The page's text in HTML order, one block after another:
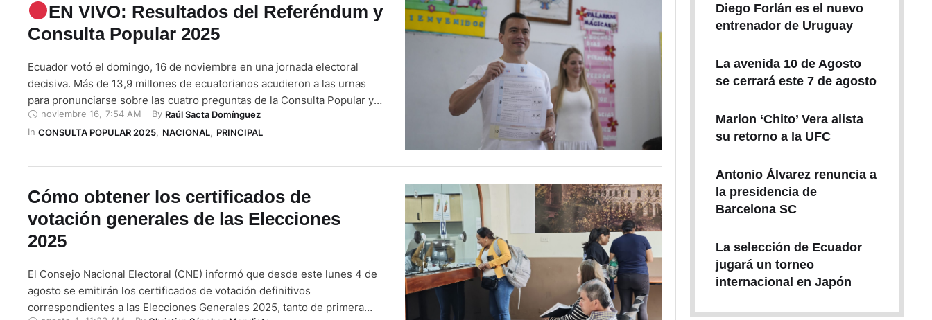
EN VIVO: Resultados del Referéndum y
Consulta Popular 2025
Ecuador votó el domingo, 16 de noviembre en una jornada electoral
decisiva. Más de 13,9 millones de ecuatorianos acudieron a las urnas
para pronunciarse sobre las cuatro preguntas de la Consulta Popular y
Referéndum 2025, impulsados por el presidente Daniel Noboa con el
objetivo de rediseñar el marco político, constitucional y de seguridad
noviembre 16 7:54 AM By Raúl Sacta Domínguez
In CONSULTA POPULAR 2025, NACIONAL, PRINCIPAL
Cómo obtener los certificados de
votación generales de las Elecciones
2025
El Consejo Nacional Electoral (CNE) informó que desde este lunes 4 de
agosto se emitirán los certificados de votación definitivos
correspondientes a las Elecciones Generales 2025, tanto de primera
Diego Forlán es el nuevo
entrenador de Uruguay
La avenida 10 de Agosto
se cerrará este 7 de agosto
Marlon ‘Chito’ Vera alista
su retorno a la UFC
Antonio Álvarez renuncia a
la presidencia de
Barcelona SC
La selección de Ecuador
jugará un torneo
internacional en Japón